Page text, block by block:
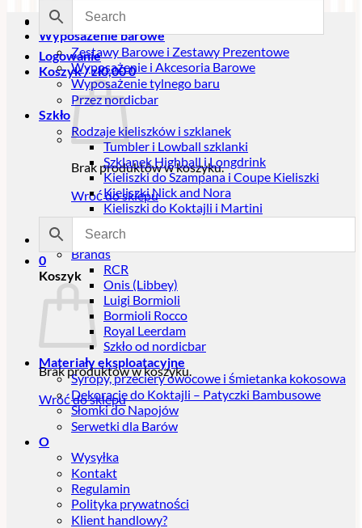
Logowanie
Koszyk /zł0,000
Brak produktów w koszyku.
Wróć do sklepu
0
Koszyk
Brak produktów w koszyku.
Wróć do sklepu
W promocji!
Wyposażenie barowe
Zestawy Barowe i Zestawy Prezentowe
Wyposażenie i Akcesoria Barowe
Wyposażenie tylnego baru
Przez nordicbar
Szkło
Rodzaje kieliszków i szklanek
Tumbler i Lowball szklanki
Szklanek Highball i Longdrink
Kieliszki do Szampana i Coupe Kieliszki
Kieliszki Nick and Nora
Kieliszki do Koktajli i Martini
Kieliszków do Wina
Kubki Tiki
Brands
RCR
Onis (Libbey)
Luigi Bormioli
Bormioli Rocco
Royal Leerdam
Szkło od nordicbar
Materiały eksploatacyjne
Syropy, przeciery owocowe i śmietanka kokosowa
Dekoracje do Koktajli – Patyczki Bambusowe
Słomki do Napojów
Serwetki dla Barów
O
Wysyłka
Kontakt
Regulamin
Polityka prywatności
Klient handlowy?